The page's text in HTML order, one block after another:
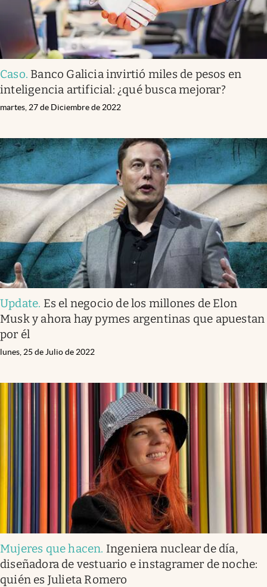
Caso. Banco Galicia invirtió miles de pesos en
inteligencia artificial: ¿qué busca mejorar?
martes, 27 de Diciembre de 2022
Update. Es el negocio de los millones de Elon
Musk y ahora hay pymes argentinas que apuestan
por él
lunes, 25 de Julio de 2022
Mujeres que hacen. Ingeniera nuclear de día,
diseñadora de vestuario e instagramer de noche:
quién es Julieta Romero